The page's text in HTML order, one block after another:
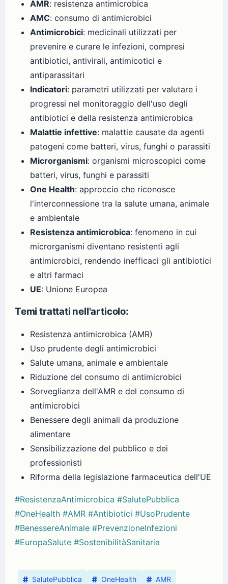
AMR: resistenza antimicrobica
AMC: consumo di antimicrobici
Antimicrobici: medicinali utilizzati per
prevenire e curare le infezioni, compresi
antibiotici, antivirali, antimicotici e
antiparassitari
Indicatori: parametri utilizzati per valutare i
progressi nel monitoraggio dell'uso degli
antibiotici e della resistenza antimicrobica
Malattie infettive: malattie causate da agenti
patogeni come batteri, virus, funghi o parassiti
Microrganismi: organismi microscopici come
batteri, virus, funghi e parassiti
One Health: approccio che riconosce
l'interconnessione tra la salute umana, animale
e ambientale
Resistenza antimicrobica: fenomeno in cui
microrganismi diventano resistenti agli
antimicrobici, rendendo inefficaci gli antibiotici
e altri farmaci
UE: Unione Europea
Temi trattati nell'articolo:
Resistenza antimicrobica (AMR)
Uso prudente degli antimicrobici
Salute umana, animale e ambientale
Riduzione del consumo di antimicrobici
Sorveglianza dell'AMR e del consumo di
antimicrobici
Benessere degli animali da produzione
alimentare
Sensibilizzazione del pubblico e dei
professionisti
Riforma della legislazione farmaceutica dell'UE
#ResistenzaAntimicrobica #SalutePubblica
#OneHealth #AMR #Antibiotici #UsoPrudente
#BenessereAnimale #PrevenzioneInfezioni
#EuropaSalute #SostenibilitàSanitaria
SalutePubblica OneHealth AMR